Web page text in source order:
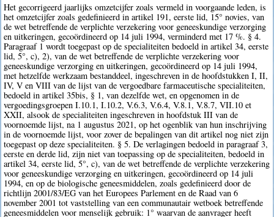
Het gecorrigeerd jaarlijks omzetcijfer zoals vermeld in voorgaande leden, is
het omzetcijfer zoals gedefinieerd in artikel 191, eerste lid, 15° novies, van
de wet betreffende de verplichte verzekering voor geneeskundige verzorging
en uitkeringen, gecoördineerd op 14 juli 1994, verminderd met 17 %. § 4.
Paragraaf 1 wordt toegepast op de specialiteiten bedoeld in artikel 34, eerste
lid, 5°, c), 2), van de wet betreffende de verplichte verzekering voor
geneeskundige verzorging en uitkeringen, gecoördineerd op 14 juli 1994,
met hetzelfde werkzaam bestanddeel, ingeschreven in de hoofdstukken I, II,
IV, V en VIII van de lijst van de vergoedbare farmaceutische specialiteiten,
bedoeld in artikel 35bis, § 1, van dezelfde wet, en opgenomen in de
vergoedingsgroepen I.10.1, I.10.2, V.6.3, V.6.4, V.8.1, V.8.7, VII.10 et
XXII, alsook de specialiteiten ingeschreven in hoofdstuk III van de
voornoemde lijst, na 1 augustus 2021, op het ogenblik van hun inschrijving
in de voornoemde lijst, voor zover de bepalingen van dit artikel nog niet zijn
toegepast op deze specialiteiten. § 5. De verlagingen bedoeld in paragraaf 3,
eerste en derde lid, zijn niet van toepassing op de specialiteiten, bedoeld in
artikel 34, eerste lid, 5°, c), van de wet betreffende de verplichte verzekering
voor geneeskundige verzorging en uitkeringen, gecoördineerd op 14 juli
1994, en op de biologische geneesmiddelen, zoals gedefinieerd door de
richtlijn 2001/83/EG van het Europees Parlement en de Raad van 6
november 2001 tot vaststelling van een communautair wetboek betreffende
geneesmiddelen voor menselijk gebruik: 1° waarvan de aanvrager heeft